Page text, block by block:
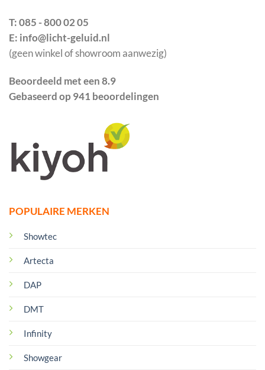
POPULAIRE MERKEN
Showtec
Artecta
DAP
DMT
Infinity
Showgear
T: 085 - 800 02 05
E: info@licht-geluid.nl
(geen winkel of showroom aanwezig)
Beoordeeld met een 8.9
Gebaseerd op 941 beoordelingen